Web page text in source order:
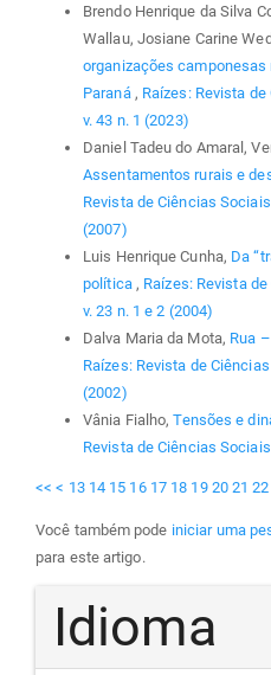
Brendo Henrique da Silva
Wallau, Josiane Carine
organizações camponesas
Paraná , Raízes: Revista
v. 43 n. 1 (2023)
Daniel Tadeu do Amaral,
Assentamentos rurais e
Revista de Ciências
(2007)
Luis Henrique Cunha, Da
política , Raízes: Revista
v. 23 n. 1 e 2 (2004)
Dalva Maria da Mota, Rua
Raízes: Revista de
(2002)
Vânia Fialho,Tensões e
Revista de Ciências
<< < 13 14 15 16 17 18 19 20 21 22
Você também pode iniciar uma
para este artigo.
Idioma